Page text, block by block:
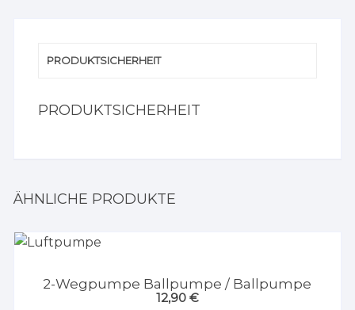
PRODUKTSICHERHEIT
PRODUKTSICHERHEIT
ÄHNLICHE PRODUKTE
2-Wegpumpe Ballpumpe / Ballpumpe
12,90 €